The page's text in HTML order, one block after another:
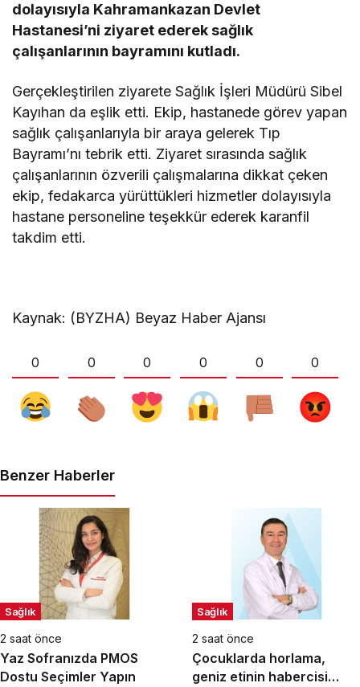
dolayısıyla Kahramankazan Devlet
Hastanesi’ni ziyaret ederek sağlık
çalışanlarının bayramını kutladı.
Gerçekleştirilen ziyarete Sağlık İşleri Müdürü Sibel
Kayıhan da eşlik etti. Ekip, hastanede görev yapan
sağlık çalışanlarıyla bir araya gelerek Tıp
Bayramı’nı tebrik etti. Ziyaret sırasında sağlık
çalışanlarının özverili çalışmalarına dikkat çeken
ekip, fedakarca yürüttükleri hizmetler dolayısıyla
hastane personeline teşekkür ederek karanfil
takdim etti.
Kaynak: (BYZHA) Beyaz Haber Ajansı
0 0 0 0 0 0
Benzer Haberler
Sağlık
2 saat önce
Yaz Sofranızda PMOS
Dostu Seçimler Yapın
Sağlık
2 saat önce
Çocuklarda horlama,
geniz etinin habercisi